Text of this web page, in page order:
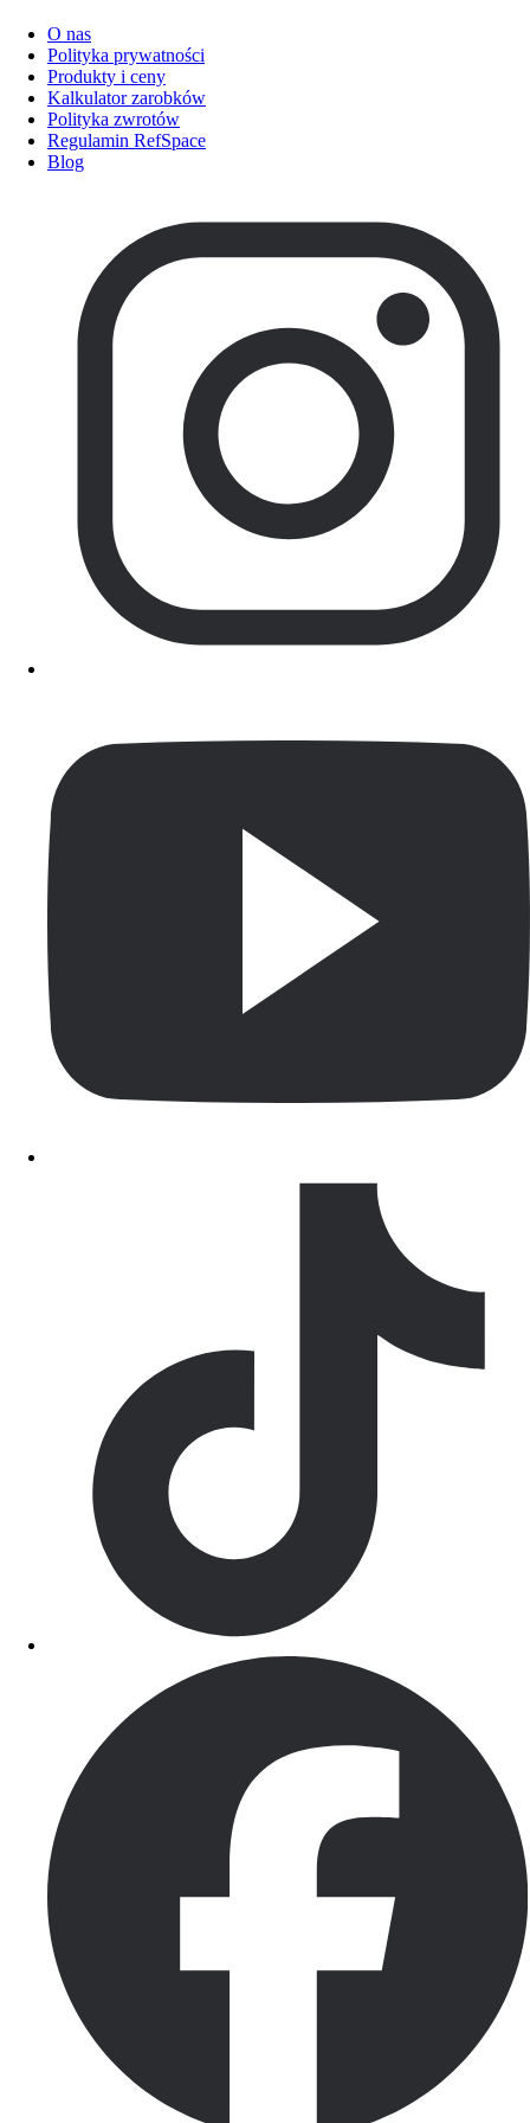
O nas
Polityka prywatności
Produkty i ceny
Kalkulator zarobków
Polityka zwrotów
Regulamin RefSpace
Blog